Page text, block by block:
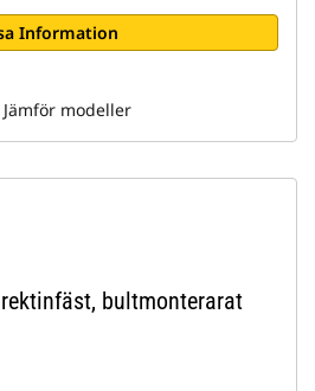
Information
Jämför modeller
bultmonterarat